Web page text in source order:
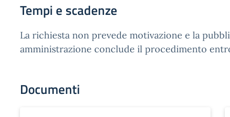
Tempi e scadenze
La richiesta non prevede motivazione e la
amministrazione conclude il procedimento
Documenti